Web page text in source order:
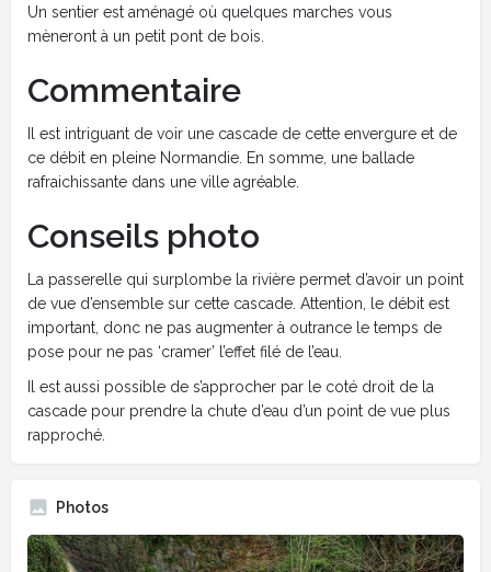
Un sentier est aménagé où quelques marches vous
mèneront à un petit pont de bois.
Commentaire
Il est intriguant de voir une cascade de cette envergure et de
ce débit en pleine Normandie. En somme, une ballade
rafraichissante dans une ville agréable.
Conseils photo
La passerelle qui surplombe la rivière permet d’avoir un point
de vue d’ensemble sur cette cascade. Attention, le débit est
important, donc ne pas augmenter à outrance le temps de
pose pour ne pas ‘cramer’ l’effet filé de l’eau.
Il est aussi possible de s’approcher par le coté droit de la
cascade pour prendre la chute d’eau d’un point de vue plus
rapproché.
Photos